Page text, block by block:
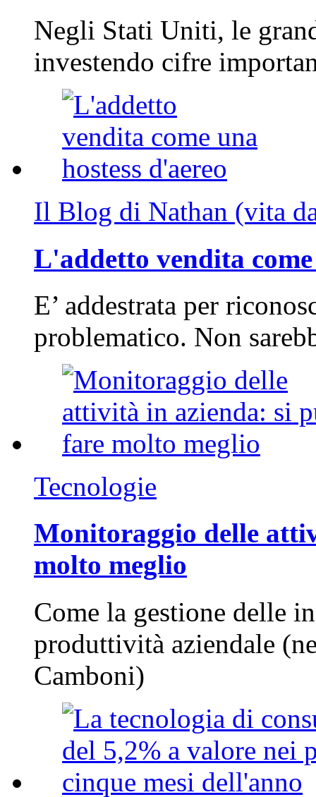
Negli Stati Uniti, le
investendo cifre
Il Blog di Nathan (vita
L'addetto vendita
E’ addestrata per
problematico. Non
Tecnologie
Monitoraggio delle
molto meglio
Come la gestione delle
produttività aziendale
Camboni)